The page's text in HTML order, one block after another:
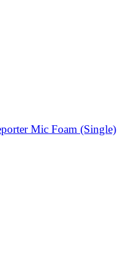
Mic Foam (Single)